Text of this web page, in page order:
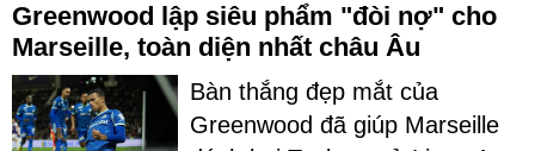
Greenwood lập siêu phẩm "đòi nợ" cho
Marseille, toàn diện nhất châu Âu
Bàn thắng đẹp mắt của
Greenwood đã giúp Marseille